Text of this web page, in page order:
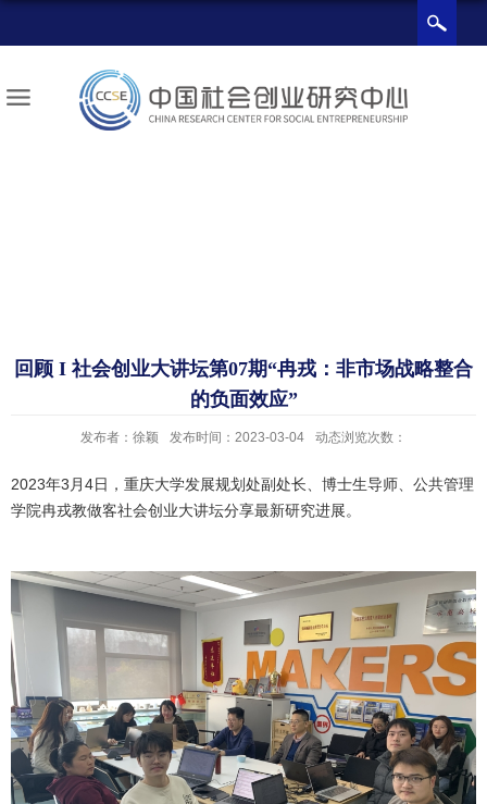
回顾 I 社会创业大讲坛第07期“冉戎：非市场战略整合
的负面效应”
发布者：徐颖 发布时间：2023-03-04 动态浏览次数：
2023年3月4日， 重庆大学发展规划处副处长、博士生导师、公共管理
学院冉戎教做客社会创业大讲坛分享最新研究进展。